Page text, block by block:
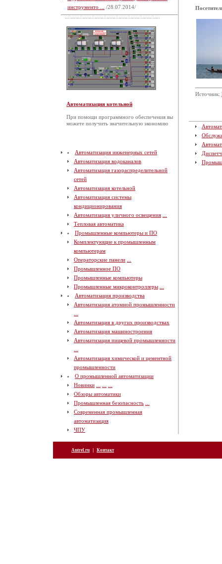
инструменто ...
/28.07.2014/
Автоматизация котельной
При помощи программного обеспечения вы
можете получить значительную экономию
Автоматизация инженерных сетей
Автоматизация водоканалов
Автоматизация газораспределительной
сетей
Автоматизация котельной
Автоматизация системы
кондиционирования
Автоматизация уличного освещения
Тепловая автоматика
Промышленные компьютеры и ПО
Комплектующие к промышленным
компьютерам
Операторские панели
Промышленное ПО
Промышленные компьютеры
Промышленные микроконтроллеры
Автоматизация производства
Автоматизация атомной промышленности
Автоматизация в других производствах
Автоматизация машиностроения
Автоматизация пищевой промышленности
Автоматизация химической и цементной
промышленности
О промышленной автоматизации
Новинки
Обзоры автоматики
Промышленная безопасность
Современная промышленная
автоматизация
ЧПУ
Источник:
Antrel.ru | Контакт